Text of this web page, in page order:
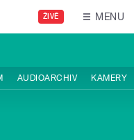
ŽIVĚ MENU
AUDIOARCHIV KAMERY